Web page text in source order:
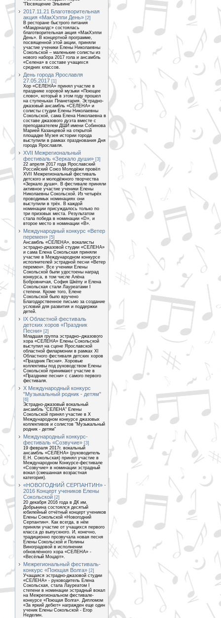
"Посвящение Эльвине"
2017.11.21 Благотворительная
акция «МакХэппи День» [2]
В ресторане быстрого питания
«Макдоналдс» состоялась
благотворительная акция «МакХэппи
День». В концертной программе,
посвященной этой акции, приняли
участие ученики Елены Николаевны
Сокольской – маленькие солисты из
нового набора 2017 гола и ансамбль
«Селена» в составе учащихся
средних классов.
День города Ярославля
27.05.2017 [1]
Хор «СЕЛЕНА» принял участие в
празднике хоровой музыки «Поющее
слово», который в этом году прошел
на ступеньках Планетария. Эстрадно-
джазовый ансамбль «СЕЛЕНА» и
солисты студии Елены Николаевны
Сокольской, сама Елена Николаевна в
составе джазового дуэта вместе с
преподавателем ДШИ имени Собинова
Марией Казанцевой на открытой
площадке Музея истории города
выступили в рамках празднования Дня
города Ярославля.
XVII Межрегиональный
фестиваль «Зеркало души» [3]
22 апреля 2017 года Ярославский
Российский Союз Молодёжи провёл
XVII Межрегиональный фестиваль
детского и молодёжного творчества
«Зеркало души». В фестивале приняли
активное участие ученики Елены
Николаевны Сокольской. Из четырёх
проводимых номинациях они
выступили в трёх. В каждой
номинации присуждалось только по
три призовых места. Результатом
стала победа в номинации «D», и
второе место в номинации «В».
Международный конкурс «Ветер
перемен» [5]
Ансамбль «СЕЛЕНА», вокалисты
эстрадно-джазовой студии «СЕЛЕНА»
и сама Елена Сокольская приняли
участие в Международном конкурсе
исполнителей эстрадной песни «Ветер
перемен». Все ученики Елены
Сокольской были удостоены наград
конкурса, в том числе Алёна
Бобровничая, София Шкёпу и Елена
Сокольская стали Лауреатами I
степени. Кроме того, Елене
Сокольской было вручено
Благодарственное письмо за создание
условий для развития и поддержки
детей.
IX Областной фестиваль
детских хоров «Праздник
Песни» [2]
Младшая группа эстрадно–джазового
хора «СЕЛЕНА» Елены Сокольской
выступил на сцене Ярославской
областной филармонии в рамках XI
Областного фестиваля детских хоров
«Праздник Песни». Хоровые
коллективы под руководством Елены
Сокольской принимают участие в
«Празднике песни» с самого первого
фестиваля.
Х Международный конкурс
"Музыкальный родник - детям"
[6]
Эстрадно-джазовый вокальный
ансамбль "СЕЛЕНА" Елены
Сокольской принял участие в Х
Международном конкурсе джазовых
коллективов и солистов "Музыкальный
родник - детям"
Международный конкурс-
фестиваль «Созвучие» [3]
19 февраля 2017г. вокальный
ансамбль «СЕЛЕНА» (руководитель
Е.Н. Сокольская) принял участие в
Международном Конкурсе-фестивале
«Созвучие» в номинации эстрадный
вокал (смешанная возрастная
категория).
«НОВОГОДНИЙ СЕРПАНТИН» -
2016 Концерт учеников Елены
Сокольской [2]
20 декабря 2016 года в ДК им.
Добрынина состоялся десятый
юбилейный отчётный концерт учеников
Елены Сокольской «Новогодний
Серпантин». Как всегда, в нём
приняли участие от учащихся первого
класса до выпускного. И, конечно,
традиционно прозвучала новая песня
Елены Сокольской и Полины
Виноградовой в исполнении
обновлённого хора «СЕЛЕНА» -
«Весёлый Моцарт».
Межрегиональный фестиваль-
конкурс «Поющая Волга» [2]
Учащаяся эстрадно-джазовой студии
«СЕЛЕНА» - руководитель Елена
Сокольская, стала Лауреатом I
степени в номинации эстрадный вокал
на Межрегиональном фестивале-
конкурсе «Поющая Волга». Дипломом
«За яркий дебют» награжден еще один
ученик Елены Сокольской - Егор
Неделин.